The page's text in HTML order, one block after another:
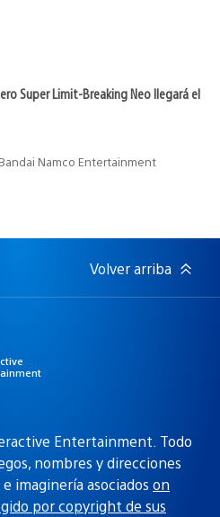
Super Limit-Breaking Neo llegará el
Namco Entertainment
Volver arriba
Entertainment. Todo
nombres y direcciones
imaginería asociados on
por copyright de sus